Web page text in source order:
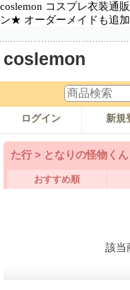
coslemon コスプレ衣装通
ン★ オーダーメイドも追加
coslemon
ログイン 新規
た行 > となりの怪物くん
おすすめ順
該当